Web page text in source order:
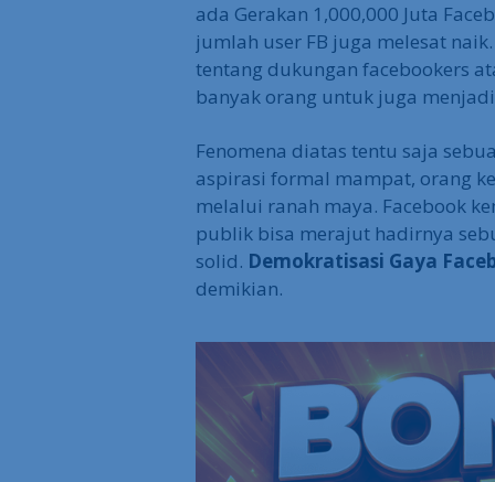
ada Gerakan 1,000,000 Juta
jumlah user FB juga melesat
tentang dukungan facebookers
banyak orang untuk juga menjadi
Fenomena diatas tentu saja
aspirasi formal mampat, orang
melalui ranah maya. Facebook
publik bisa merajut hadirnya
solid. Demokratisasi Gaya
demikian.